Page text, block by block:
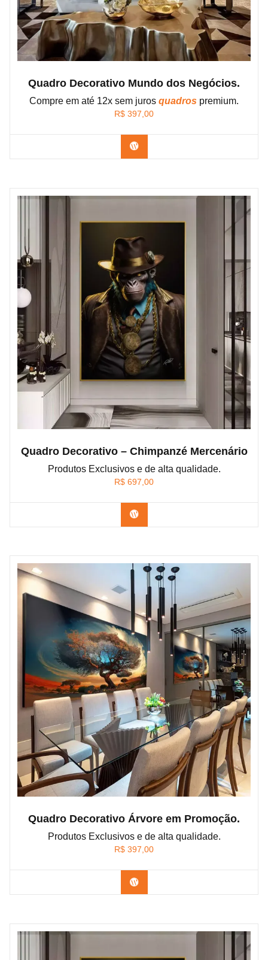
Quadro Decorativo Mundo dos Negócios.
Compre em até 12x sem juros quadros premium.
R$ 397,00
Confira os modelos
Quadro Decorativo – Chimpanzé Mercenário
Produtos Exclusivos e de alta qualidade.
R$ 697,00
Confira os modelos
Quadro Decorativo Árvore em Promoção.
Produtos Exclusivos e de alta qualidade.
R$ 397,00
Confira os modelos